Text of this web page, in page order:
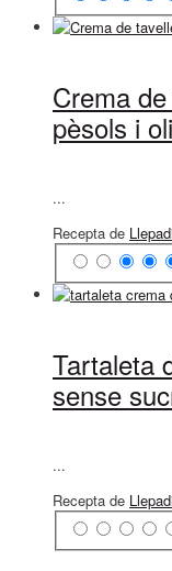
Crema
pèsols i
...
Recepta de
Tartaleta
sense
...
Recepta de